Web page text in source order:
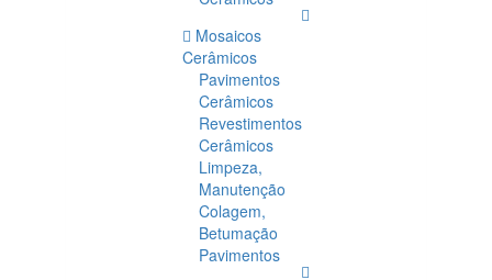
Mosaicos
Cerâmicos
Pavimentos
Cerâmicos
Revestimentos
Cerâmicos
Limpeza,
Manutenção
Colagem,
Betumação
Pavimentos